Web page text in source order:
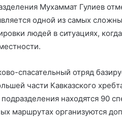
Мухаммат Гулиев
одной из самых
людей в ситуациях,
спасательный отряд
части Кавказского
находятся 90
маршрутах организуются